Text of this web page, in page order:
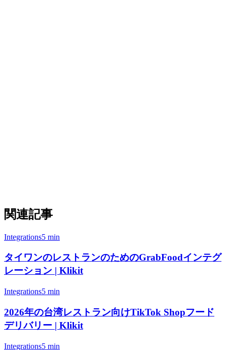
関連記事
Integrations5 min
タイワンのレストランのためのGrabFoodインテグ
レーション | Klikit
Integrations5 min
2026年の台湾レストラン向けTikTok Shopフード
デリバリー | Klikit
Integrations5 min